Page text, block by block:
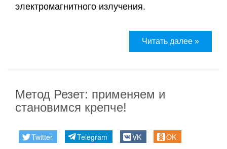
Контакты
Секреты
О
электромагнитного излучения.
Читать далее »
Метод Резет: применяем и
становимся крепче!
Twitter Telegram VK OK